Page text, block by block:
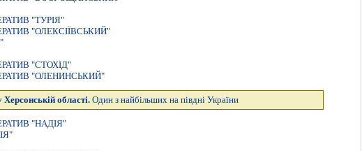
"ТУРIЯ"
"ОЛЕКСIЇВСЬКИЙ"
"СТОХІД"
"ОЛЕНИНСЬКИЙ"
області. Один з найбільших на півдні України
"НАДІЯ"